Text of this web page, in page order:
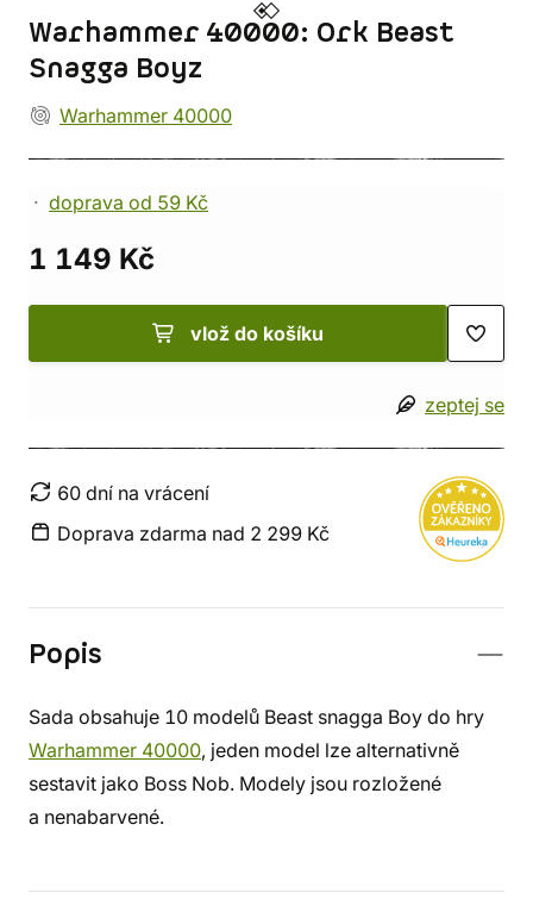
Warhammer 40000: Ork Beast
Snagga Boyz
Warhammer 40000
doprava od 59 Kč
1 149 Kč
vlož do košíku
zeptej se
60 dní na vrácení
Doprava zdarma nad 2 299 Kč
Popis
Sada obsahuje 10 modelů Beast snagga Boy do hry
Warhammer 40000, jeden model lze alternativně
sestavit jako Boss Nob. Modely jsou rozložené
a nenabarvené.